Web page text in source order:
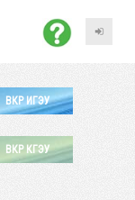
ВКР ИГЭУ
ВКР КГЭУ